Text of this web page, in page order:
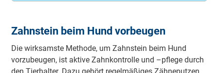
Zahnstein beim Hund vorbeugen
Die wirksamste Methode, um Zahnstein beim Hund
vorzubeugen, ist aktive Zahnkontrolle und –pflege durch
den Tierhalter. Dazu gehört regelmäßiges Zähneputzen